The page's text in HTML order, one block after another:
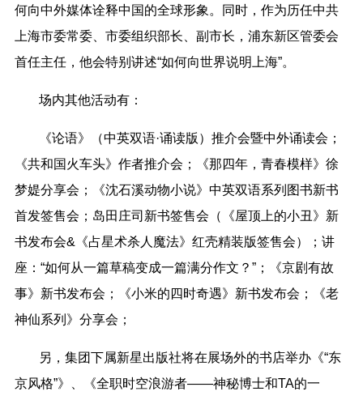
何向中外媒体诠释中国的全球形象。同时，作为历任中共
上海市委常委、市委组织部长、副市长，浦东新区管委会
首任主任，他会特别讲述“如何向世界说明上海”。
场内其他活动有：
《论语》（中英双语·诵读版）推介会暨中外诵读会；
《共和国火车头》作者推介会；《那四年，青春模样》徐
梦媞分享会；《沈石溪动物小说》中英双语系列图书新书
首发签售会；岛田庄司新书签售会（《屋顶上的小丑》新
书发布会&《占星术杀人魔法》红壳精装版签售会）；讲
座：“如何从一篇草稿变成一篇满分作文？”；《京剧有故
事》新书发布会；《小米的四时奇遇》新书发布会；《老
神仙系列》分享会；
另，集团下属新星出版社将在展场外的书店举办《“东
京风格”》、《全职时空浪游者——神秘博士和TA的一